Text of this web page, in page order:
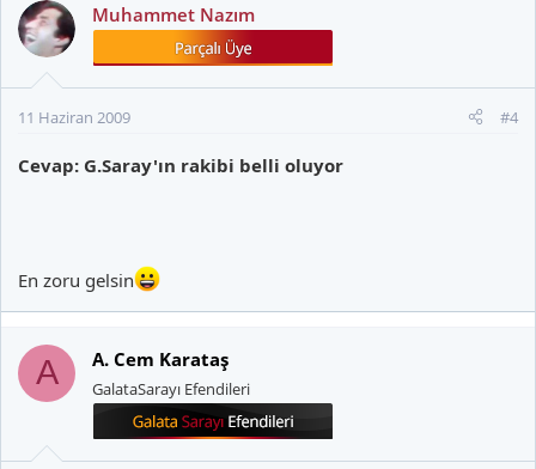
Muhammet Nazım
11 Haziran 2009 #4
Cevap: G.Saray'ın rakibi belli oluyor
En zoru gelsin
A A. Cem Karataş
GalataSarayı Efendileri